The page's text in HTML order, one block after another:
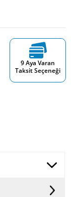
9 Aya Varan
Taksit Seçeneği